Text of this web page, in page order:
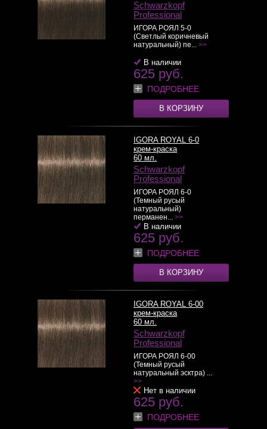
Schwarzkopf
Professional
ИГОРА РОЯЛ 5-0
(Светлый коричневый
натуральный) пе... >>
В наличии
625 руб.
ПОДРОБНЕЕ
В КОРЗИНУ
IGORA ROYAL 6-0
крем-краска
60 мл.
Schwarzkopf
Professional
ИГОРА РОЯЛ 6-0
(Темный русый
натуральный)
перманен... >>
В наличии
625 руб.
ПОДРОБНЕЕ
В КОРЗИНУ
IGORA ROYAL 6-00
крем-краска
60 мл.
Schwarzkopf
Professional
ИГОРА РОЯЛ 6-00
(Темный русый
натуральный эсктра) ...
>>
Нет в наличии
625 руб.
ПОДРОБНЕЕ